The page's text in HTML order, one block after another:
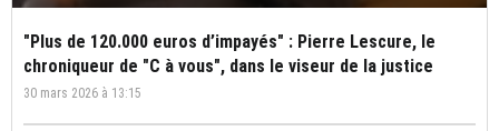
"Plus de 120.000 euros d’impayés" : Pierre Lescure, le
chroniqueur de "C à vous", dans le viseur de la justice
30 mars 2026 à 13:15